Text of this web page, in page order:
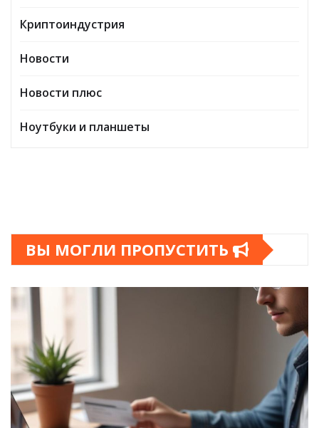
Криптоиндустрия
Новости
Новости плюс
Ноутбуки и планшеты
ВЫ МОГЛИ ПРОПУСТИТЬ